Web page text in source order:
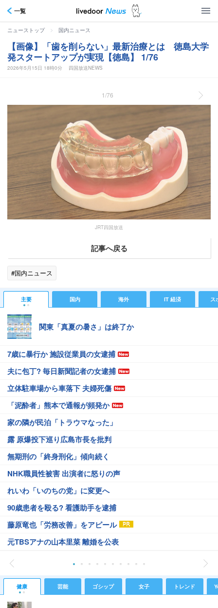
一覧
ニューストップ > 国内ニュース
【画像】「歯を削らない」最新治療とは 徳島大学
発スタートアップが実現【徳島】 1/76
2026年5月15日 18時0分 四国放送NEWS
1/76
JRT四国放送
記事へ戻る
#国内ニュース
主要 国内 海外 IT 経済 ス
関東「真夏の暑さ」は終了か
7歳に暴行か 施設従業員の女逮捕
夫に包丁? 毎日新聞記者の女逮捕
立体駐車場から車落下 夫婦死傷
「泥酔者」熊本で通報が頻発か
家の隣が民泊「トラウマなった」
露 原爆投下巡り広島市長を批判
無期刑の「終身刑化」傾向続く
NHK職員性被害 出演者に怒りの声
れいわ「いのちの党」に変更へ
90歳患者を殴る? 看護助手を逮捕
藤原竜也「労務改善」をアピール
元TBSアナの山本里菜 離婚を公表
健康 芸能 ゴシップ 女子 トレンド